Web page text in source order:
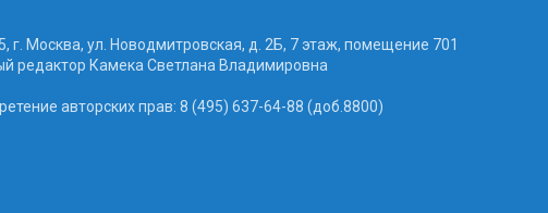
г. Москва, ул. Новодмитровская, д. 2Б, 7 этаж, помещение 701
редактор Камека Светлана Владимировна
авторских прав: 8 (495) 637-64-88 (доб.8800)